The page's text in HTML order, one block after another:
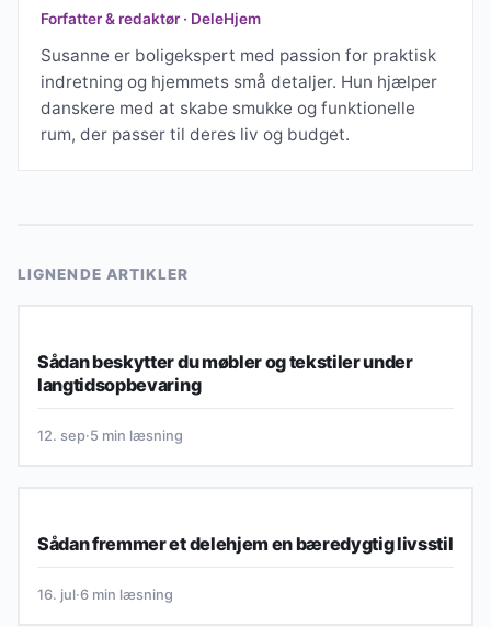
Forfatter & redaktør · DeleHjem
Susanne er boligekspert med passion for praktisk
indretning og hjemmets små detaljer. Hun hjælper
danskere med at skabe smukke og funktionelle
rum, der passer til deres liv og budget.
LIGNENDE ARTIKLER
Sådan beskytter du møbler og tekstiler under
langtidsopbevaring
12. sep·5 min læsning
Sådan fremmer et delehjem en bæredygtig livsstil
16. jul·6 min læsning